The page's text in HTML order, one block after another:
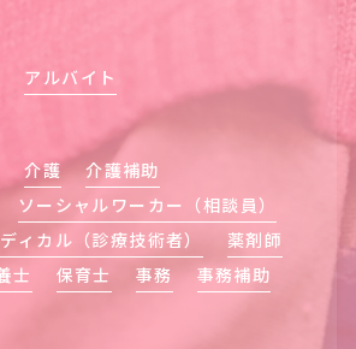
アルバイト
介護
介護補助
ソーシャルワーカー（相談員）
ィカル（診療技術者）
薬剤師
士
保育士 事務
事務補助